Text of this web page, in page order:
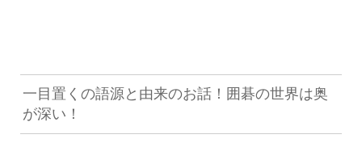
一目置くの語源と由来のお話！囲碁の世界は奥
が深い！